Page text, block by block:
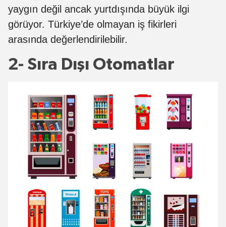
yaygın değil ancak yurtdışında büyük ilgi
görüyor. Türkiye’de olmayan iş fikirleri
arasında değerlendirilebilir.
2- Sıra Dışı Otomatlar